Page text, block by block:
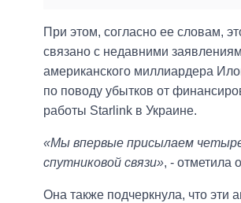
При этом, согласно ее словам,
связано с недавними
американского миллиардера
по поводу убытков от
работы Starlink в Украине.
«Мы впервые присылаем
спутниковой связи», - отметила
Она также подчеркнула, что эти